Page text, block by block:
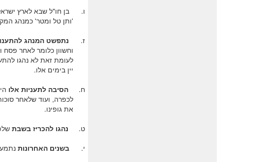
ו.
בן חו"ל שבא לארץ
'ותן טל ומטר' כמנהג
ז.
נתפשט המנהג
וחשוון כלומר לאחר פסח
לעומת זאת לא נהגו
יין בימים אלו.
ח.
הסיבה לתעניות אלו
לכפרה, ועוד שלאחר
את גופינו.
ט.
נהגו להכריז בשבת
י.
בשנים האחרונות